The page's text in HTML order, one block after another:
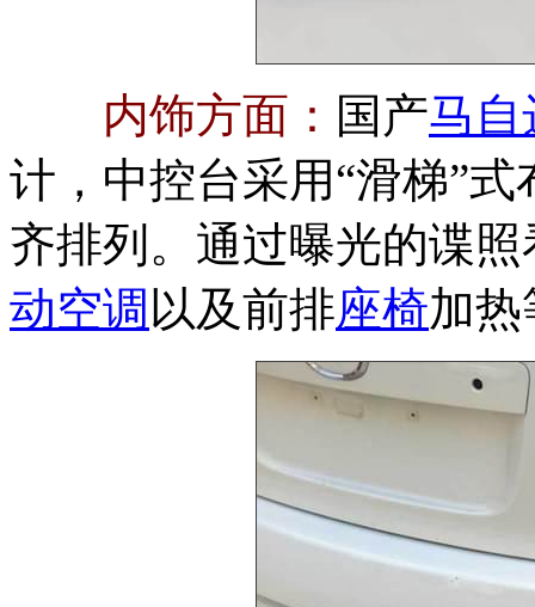
内饰方面： 国产马自
计，中控台采用“滑梯”
齐排列。通过曝光的谍
动空调 以及前排座椅加热